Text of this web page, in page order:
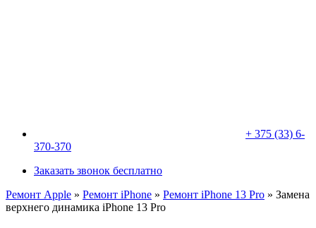
+ 375 (33) 6-
370-370
Заказать звонок бесплатно
Ремонт Apple » Ремонт iPhone » Ремонт iPhone 13 Pro » Замена
верхнего динамика iPhone 13 Pro